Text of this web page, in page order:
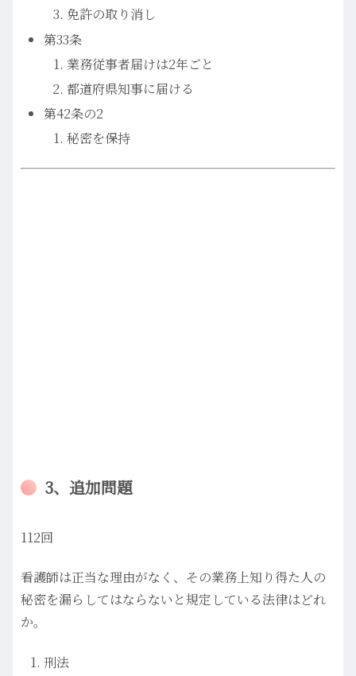
免許の取り消し
第33条
業務従事者届けは2年ごと
都道府県知事に届ける
第42条の2
秘密を保持
3、追加問題
112回
看護師は正当な理由がなく、その業務上知り得た人の
秘密を漏らしてはならないと規定している法律はどれ
か。
刑法